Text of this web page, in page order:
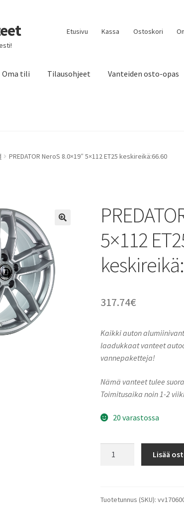
Etusivu Kassa Ostoskori
Oma tili Tilausohjeet Vanteiden osto-opas
PREDATOR NeroS 8.0×19″ 5×112 ET25 keskireikä:66.60
5×112
317.74€
Kaikki auton
laadukkaat vanteet
vannepaketteja!
Nämä vanteet tulee
Toimitusaika noin 1-2
20 varastossa
ET25
Lisää
Tuotetunnus (SKU):